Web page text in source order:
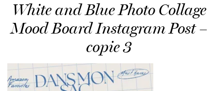
White and Blue Photo Collage
Mood Board Instagram Post –
copie 3